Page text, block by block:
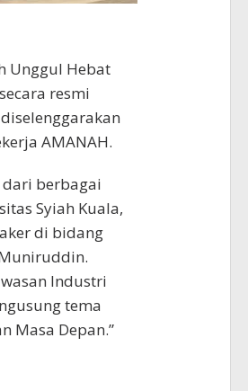
Unggul Hebat
resmi
AMANAH.
dari berbagai
Syiah Kuala,
di bidang
Industri
tema
Masa Depan.”